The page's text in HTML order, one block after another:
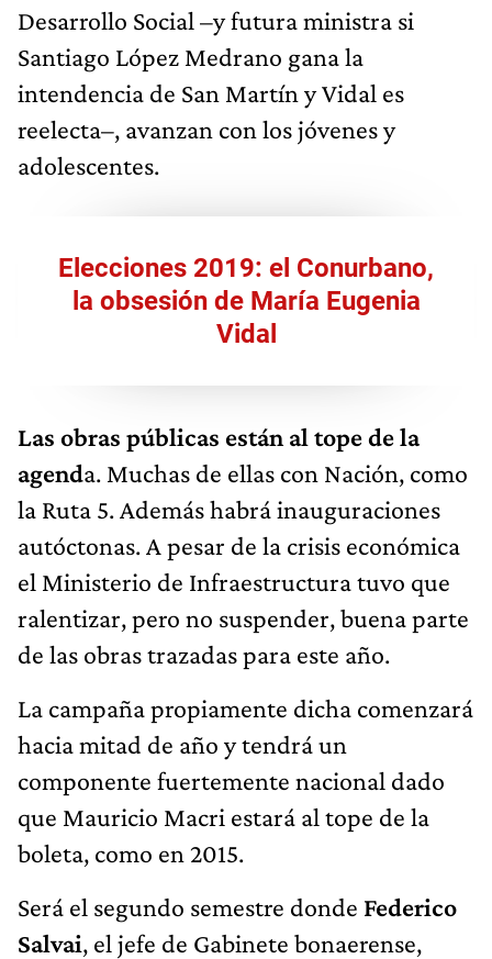
Desarrollo Social –y futura ministra si
Santiago López Medrano gana la
intendencia de San Martín y Vidal es
reelecta–, avanzan con los jóvenes y
adolescentes.
Elecciones 2019: el Conurbano,
la obsesión de María Eugenia
Vidal
Las obras públicas están al tope de la
agenda. Muchas de ellas con Nación, como
la Ruta 5. Además habrá inauguraciones
autóctonas. A pesar de la crisis económica
el Ministerio de Infraestructura tuvo que
ralentizar, pero no suspender, buena parte
de las obras trazadas para este año.
La campaña propiamente dicha comenzará
hacia mitad de año y tendrá un
componente fuertemente nacional dado
que Mauricio Macri estará al tope de la
boleta, como en 2015.
Será el segundo semestre donde Federico
Salvai, el jefe de Gabinete bonaerense,